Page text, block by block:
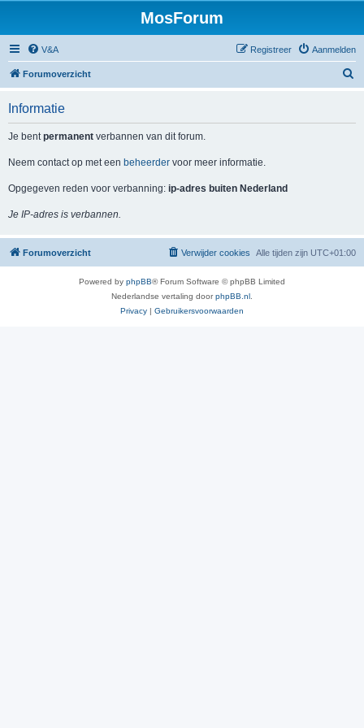
MosForum
V&A Aanmelden
Registreer
Forumoverzicht
Informatie
Je bentpermanent verbannen van dit forum.
Neem contact op met een beheerder voor meer informatie.
Opgegeven reden voor verbanning: ip-adres buiten Nederland
Je IP-adres is verbannen.
Forumoverzicht Alle tijden zijn UTC+01:00
Verwijder cookies
Powered by phpBB® Forum Software © phpBB Limited
Nederlandse vertaling doorphpBB.nl
Privacy | Gebruikersvoorwaarden